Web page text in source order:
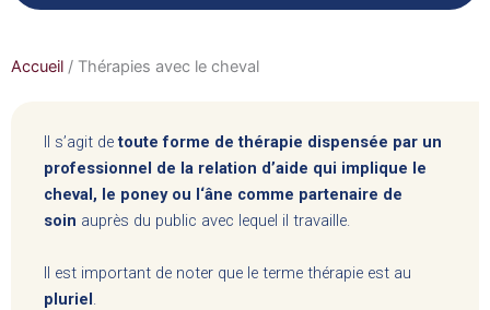
Accueil / Thérapies avec le cheval
Il s’agit detoute forme de thérapie dispensée par un
professionnel de la relation d’aide qui implique le
cheval, le poney ou l‘âne comme partenaire de
soin auprès du public avec lequel il travaille.
Il est important de noter que le terme thérapie est au
pluriel.